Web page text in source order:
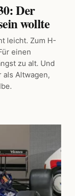
Der
wollte
leicht. Zum H-
einen
zu alt. Und
Altwagen,